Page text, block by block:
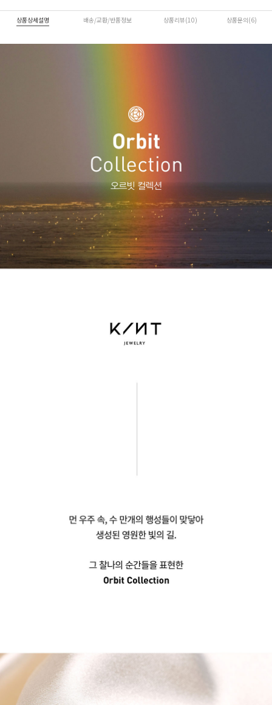
상품상세설명 배송/교환/반품정보 상품리뷰(10) 상품문의(6)